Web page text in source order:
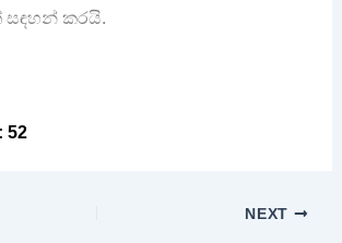
සඳහන් කරයි.
52
NEXT